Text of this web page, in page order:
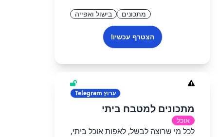
מתכונים בישול ואפייה
הצטרף עכשיו!
ערוץ
מתכונים למטבח ביתי
אוכל
לכל מי שרוצה לבשל, לאפות אוכל ביתי,